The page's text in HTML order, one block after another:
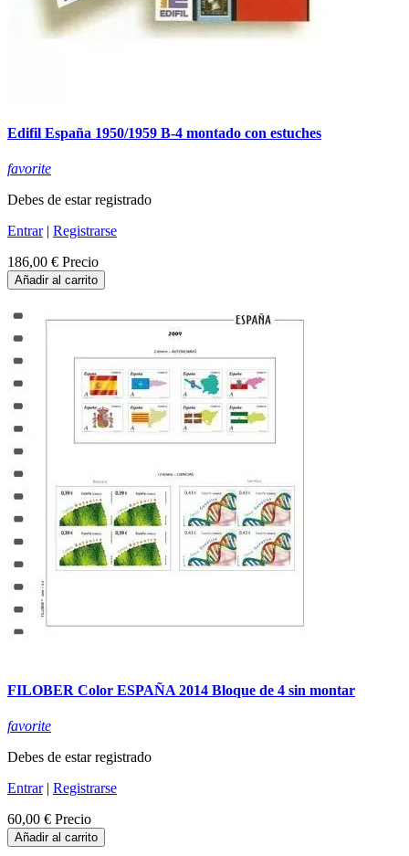
Edifil España 1950/1959 B-4 montado con estuches
favorite
Debes de estar registrado
Entrar| Registrarse
186,00 € Precio
Añadir al carrito
FILOBER Color ESPAÑA 2014 Bloque de 4 sin montar
favorite
Debes de estar registrado
Entrar| Registrarse
60,00 € Precio
Añadir al carrito